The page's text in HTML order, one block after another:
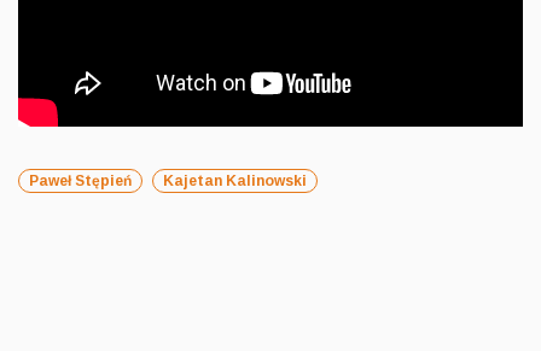
Paweł Stępień Kajetan Kalinowski